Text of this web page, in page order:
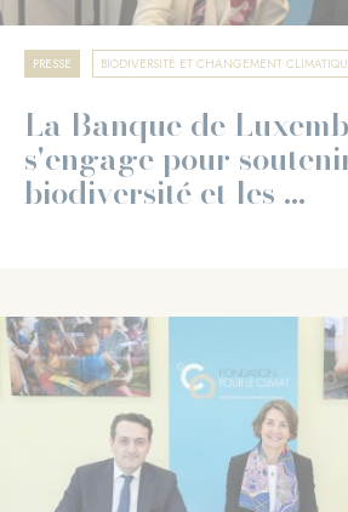
PRESSE BIODIVERSITÉ ET CHANGEMENT
La Banque de
s'engage pour
biodiversité et les ...